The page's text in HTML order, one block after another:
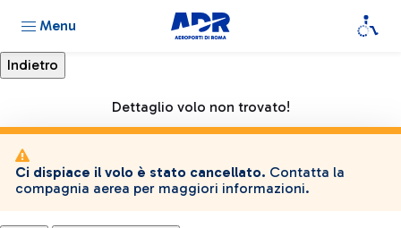
Menu
Dettaglio volo non trovato!
Ci dispiace il volo è stato cancellato. Contatta la
compagnia aerea per maggiori informazioni.